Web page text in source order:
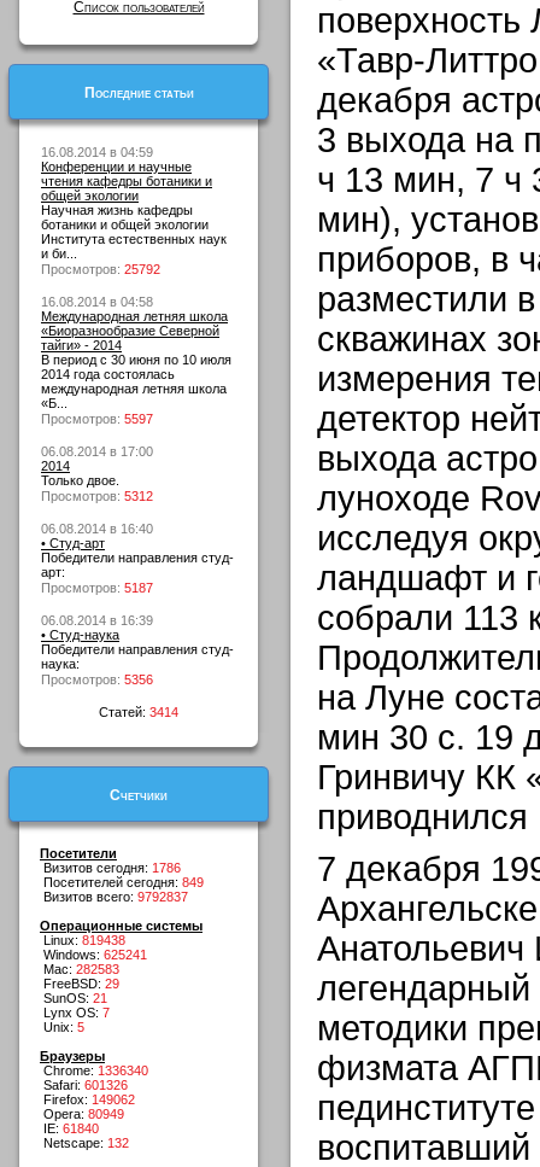
Список пользователей
Последние статьи
16.08.2014 в 04:59
Конференции и научные
чтения кафедры ботаники и
общей экологии
Научная жизнь кафедры
ботаники и общей экологии
Института естественных наук
и би...
Просмотров: 25792
16.08.2014 в 04:58
Международная летняя школа
«Биоразнообразие Северной
тайги» - 2014
В период с 30 июня по 10 июля
2014 года состоялась
международная летняя школа
«Б...
Просмотров: 5597
06.08.2014 в 17:00
2014
Только двое.
Просмотров: 5312
06.08.2014 в 16:40
• Студ-арт
Победители направления студ-
арт:
Просмотров: 5187
06.08.2014 в 16:39
• Студ-наука
Победители направления студ-
наука:
Просмотров: 5356
Статей: 3414
Счетчики
Посетители
Визитов сегодня: 1786
Посетителей сегодня: 849
Визитов всего: 9792837
Операционные системы
Linux: 819438
Windows: 625241
Mac: 282583
FreeBSD: 29
SunOS: 21
Lynx OS: 7
Unix: 5
Браузеры
Chrome: 1336340
Safari: 601326
Firefox: 149062
Opera: 80949
IE: 61840
Netscape: 132
«Тавр-
декабря
3 выхода на
ч 13 мин, 7 ч
мин),
приборов, в
разместили
скважинах
измерения
детектор
выхода
луноходе
исследуя
ландшафт и
собрали 113
на Луне
мин 30 с. 19
Гринвичу КК
7 декабря
Анатольевич
легендарный
методики
физмата